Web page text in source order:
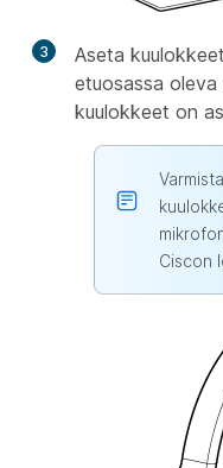
3
Aseta
etuosassa
kuulokkeet on
Ciscon